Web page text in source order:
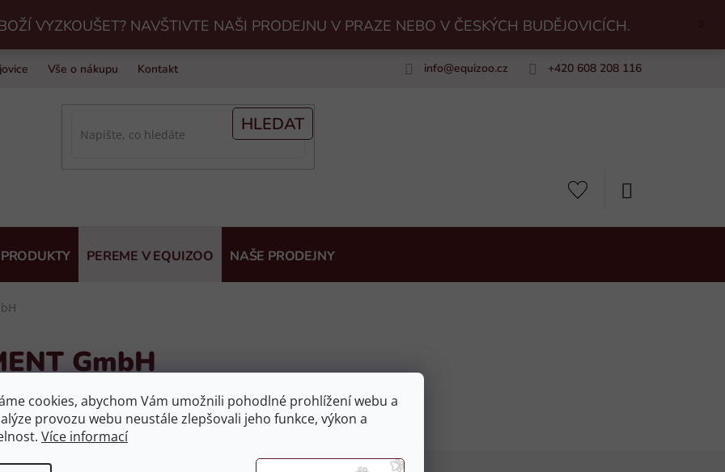
cookies, abychom Vám umožnili pohodlné prohlížení webu a
provozu webu neustále zlepšovali jeho funkce, výkon a
Více informací
VYZKOUŠET? NAVŠTIVTE NAŠI PRODEJNU V PRAZE NEBO V ČESKÝCH BUDĚJOVICÍCH.
Vše o nákupu Kontakt info@equizoo.cz +420 608 208 116
HLEDAT
PEREME V EQUIZOO NAŠE PRODEJNY
GmbH
GmbHnebyly nalezeny...